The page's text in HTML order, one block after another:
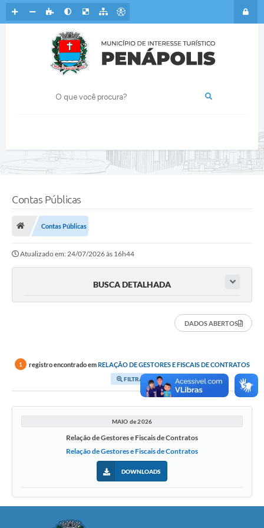
Contas Públicas
Contas Públicas
Atualizado em: 24/07/2026 às 16h44
BUSCA DETALHADA
DADOS ABERTOS
1 registro encontrado emRELAÇÃO DE GESTORES E FISCAIS DE CONTRATOS
FILTRAR
MAIO de 2026
Relação de Gestores e Fiscais de Contratos
Relação de Gestores e Fiscais de Contratos
DOWNLOADS